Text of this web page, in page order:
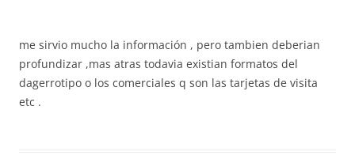
me sirvio mucho la información , pero tambien deberian
profundizar ,mas atras todavia existian formatos del
dagerrotipo o los comerciales q son las tarjetas de visita
etc .